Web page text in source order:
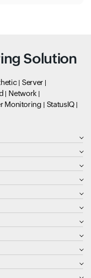
Solution
Server
Network
Monitoring
StatusIQ